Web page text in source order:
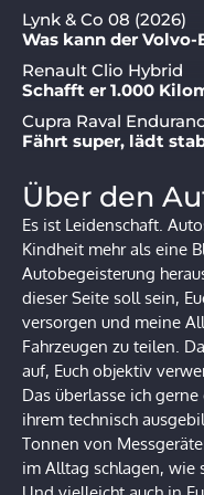
Lynk & Co 08 (2026)
Was kann der Volvo-
Renault Clio Hybrid
Schafft er 1.000
Cupra Raval
Fährt super, lädt
Über den
Es ist Leidenschaft.
Kindheit mehr als eine
Autobegeisterung
dieser Seite soll sein,
versorgen und meine
Fahrzeugen zu teilen.
auf, Euch objektiv
Das überlasse ich
ihrem technisch
Tonnen von
im Alltag schlagen, wie